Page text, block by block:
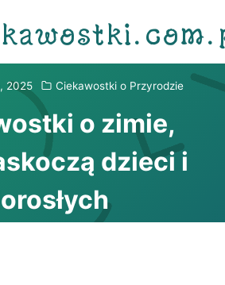
2025 Ciekawostki o Przyrodzie
o zimie,
dzieci i